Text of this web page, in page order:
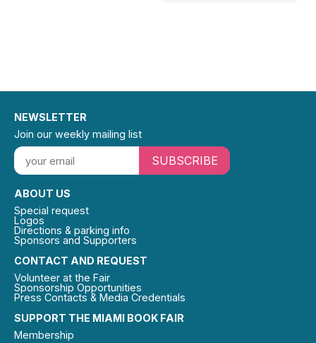
SUPPORT THE MIAMI BOOK FAIR
Membership
CONTACT AND REQUEST
Volunteer at the Fair
Sponsorship Opportunities
Press Contacts & Media Credentials
ABOUT US
Special request
Logos
Directions & parking info
Sponsors and Supporters
NEWSLETTER
Join our weekly mailing list
SUBSCRIBE